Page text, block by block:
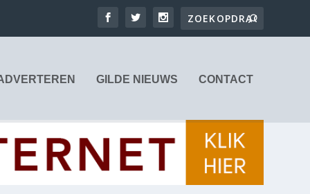
GILDE NIEUWS CONTACT